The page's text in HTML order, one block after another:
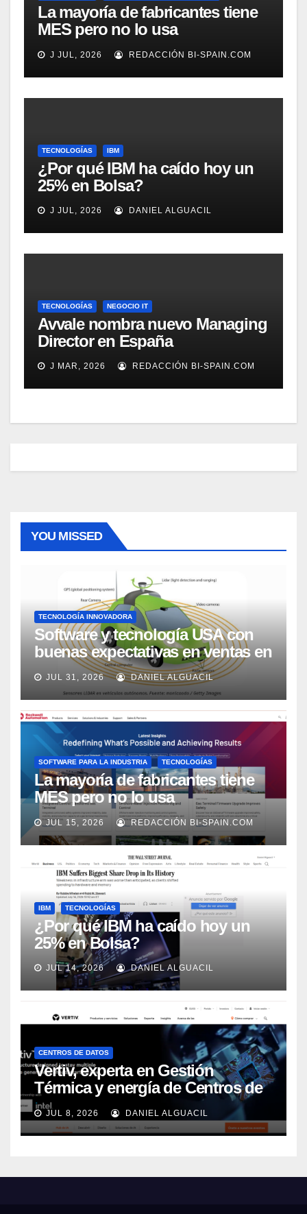
La mayoría de fabricantes tiene
MES pero no lo usa
adecuadamente, según
Rockwell Automation
J JUL, 2026 REDACCIÓN BI-SPAIN.COM
TECNOLOGÍAS IBM
¿Por qué IBM ha caído hoy un
25% en Bolsa?
J JUL, 2026 DANIEL ALGUACIL
TECNOLOGÍAS NEGOCIO IT
Avvale nombra nuevo Managing
Director en España
J MAR, 2026 REDACCIÓN BI-SPAIN.COM
YOU MISSED
TECNOLOGÍA INNOVADORA
Software y tecnología USA con
buenas expectativas en ventas en
los próximos 2 años, según
Market Watch
JUL 31, 2026 DANIEL ALGUACIL
SOFTWARE PARA LA INDUSTRIA TECNOLOGÍAS
La mayoría de fabricantes tiene
MES pero no lo usa
adecuadamente, según Rockwell
Automation
JUL 15, 2026 REDACCIÓN BI-SPAIN.COM
IBM TECNOLOGÍAS
¿Por qué IBM ha caído hoy un
25% en Bolsa?
JUL 14, 2026 DANIEL ALGUACIL
CENTROS DE DATOS
Vertiv, experta en Gestión
Térmica y energía de Centros de
Datos, sigue su crecimiento
imparable
JUL 8, 2026 DANIEL ALGUACIL